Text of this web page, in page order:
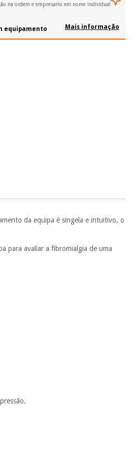
na ordem e empresario em nome individual
equipamento Mais informação
da equipa é singela e intuitivo, o
para avaliar a fibromialgia de uma